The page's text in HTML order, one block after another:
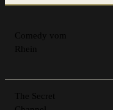
Comedy vom
Rhein
The Secret